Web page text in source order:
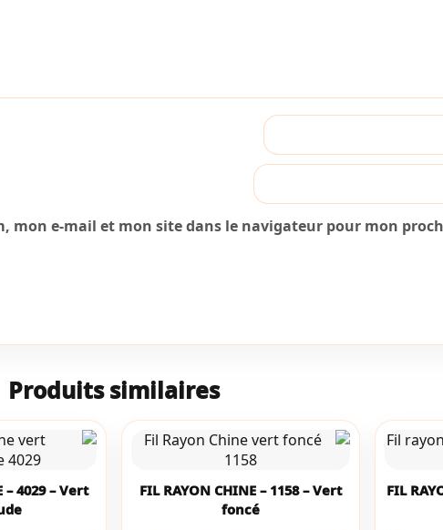
mon e-mail et mon site dans le navigateur pour mon
Produits similaires
FIL
FIL RAYON CHINE – 1158 – Vert
foncé
– 4029 – Vert